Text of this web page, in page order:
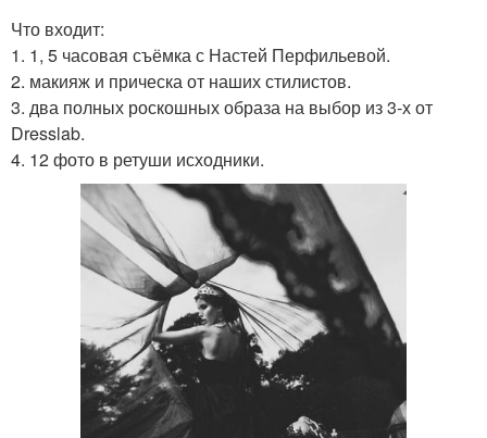
Что входит:
1. 1, 5 часовая съёмка с Настей Перфильевой.
2. макияж и прическа от наших стилистов.
3. два полных роскошных образа на выбор из 3-х от
Dresslab.
4. 12 фото в ретуши исходники.